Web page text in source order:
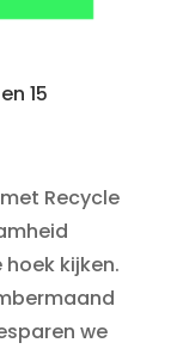
15
Recycle
kijken.
we